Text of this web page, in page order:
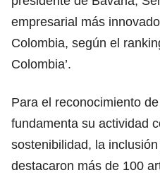
empresarial más
Colombia, según el
Colombia’.
Para el reconocimiento
fundamenta su actividad
sostenibilidad, la
destacaron más de 100